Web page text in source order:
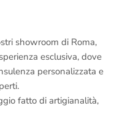
showroom di Roma,
esclusiva, dove
personalizzata e
fatto di artigianalità,